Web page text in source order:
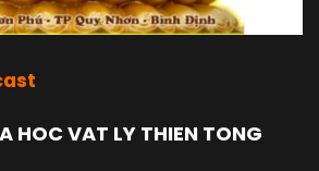
HOC VAT LY THIEN TONG